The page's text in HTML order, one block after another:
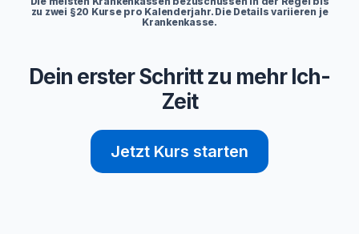
zu zwei §20 Kurse pro Kalenderjahr. Die Details variieren je
Krankenkasse.
Dein erster Schritt zu mehr Ich-
Zeit
Jetzt Kurs starten